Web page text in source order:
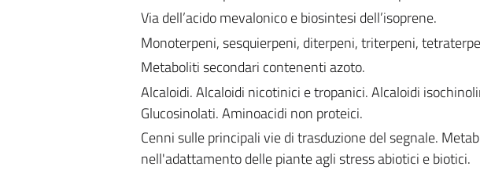
Via dell’acido mevalonico e biosintesi dell’isoprene.
Monoterpeni, sesquierpeni, diterpeni, triterpeni,
Metaboliti secondari contenenti azoto.
Alcaloidi. Alcaloidi nicotinici e tropanici. Alcaloidi
Glucosinolati. Aminoacidi non proteici.
Cenni sulle principali vie di trasduzione del segnale.
nell'adattamento delle piante agli stress abiotici e biotici.